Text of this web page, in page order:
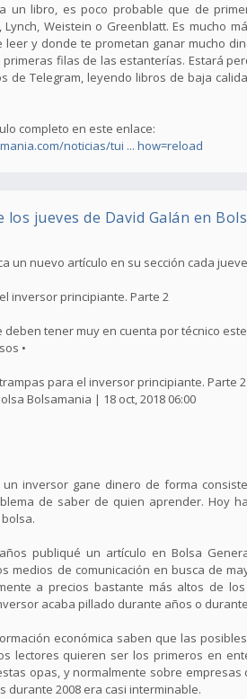
un libro, es poco probable que de
Lynch, Weistein o Greenblatt. Es mucho
leer y donde te prometan ganar mucho
primeras filas de las estanterías. Estará
de Telegram, leyendo libros de baja
completo en este enlace:
noticias/tui ... how=reload
los jueves de David Galán en
un nuevo artículo en su sección cada
inversor principiante. Parte 2
deben tener muy en cuenta por técnico
•
para el inversor principiante. Parte 2
Bolsamania | 18 oct, 2018 06:00
inversor gane dinero de forma
de saber de quien aprender. Hoy
publiqué un artículo en Bolsa
medios de comunicación en busca de
a precios bastante más altos de
acaba pillado durante años o
económica saben que las
lectores quieren ser los primeros en
opas, y normalmente sobre
durante 2008 era casi interminable.